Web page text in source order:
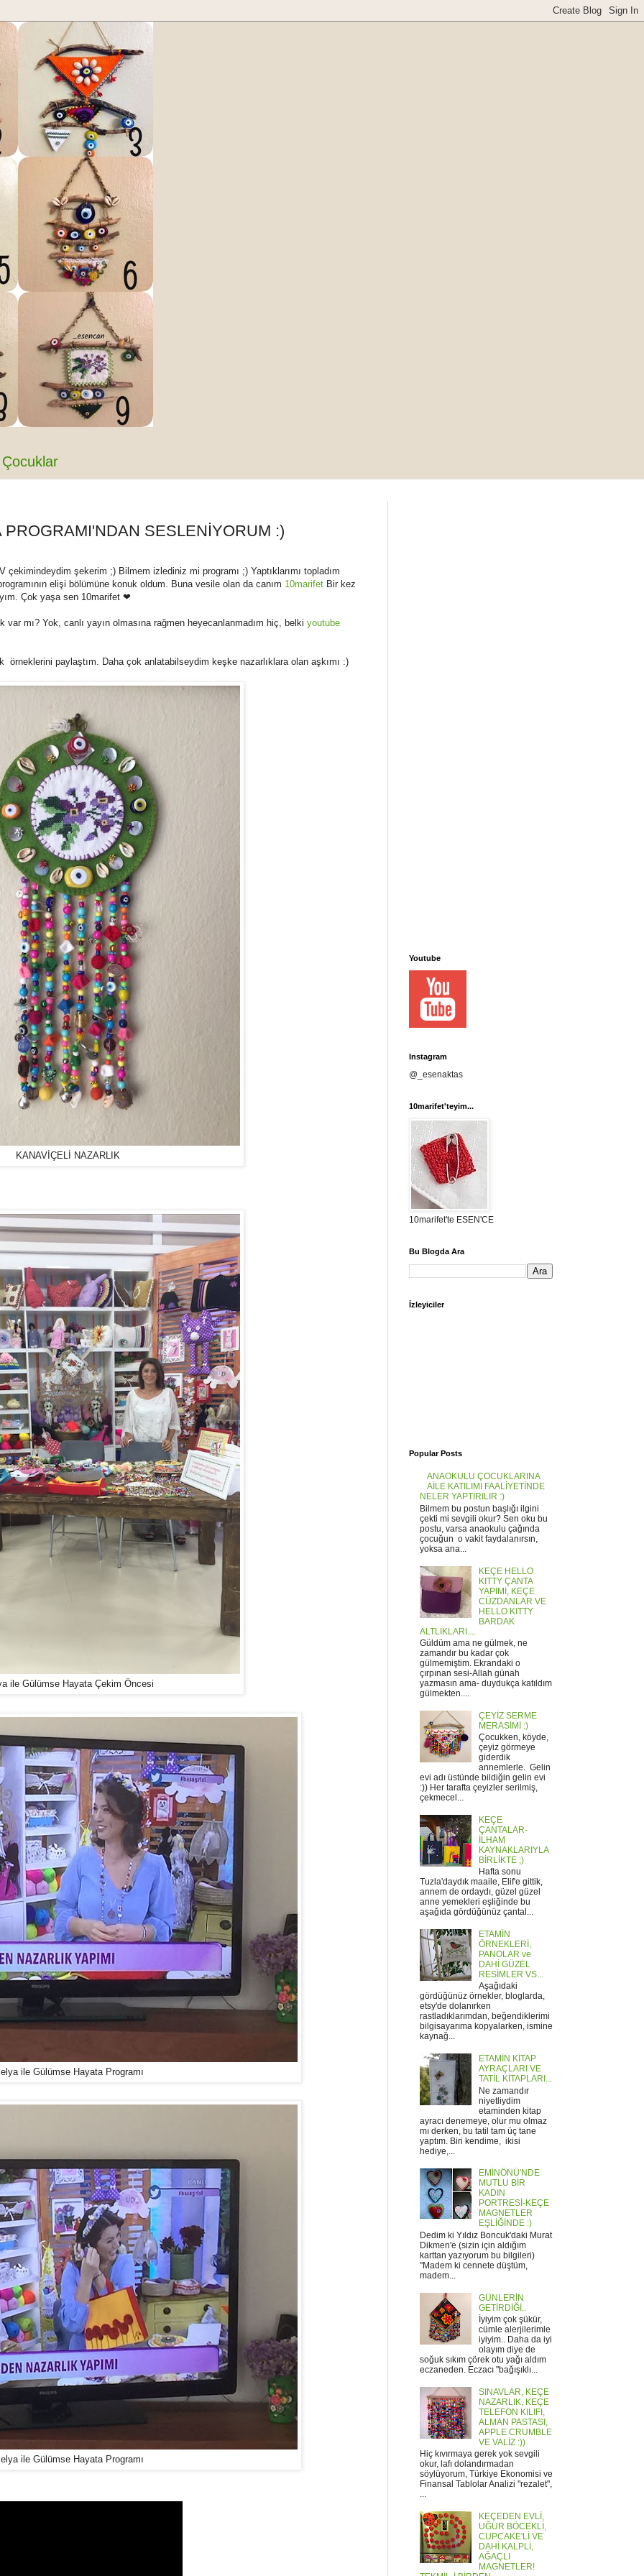
Çocuklar
PROGRAMI'NDAN SESLENİYORUM :)
şekerim ;) Bilmem izlediniz mi programı ;) Yaptıklarımı topladım
elişi bölümüne konuk oldum. Buna vesile olan da canım 10marifet Bir kez
Çok yaşa sen 10marifet ❤
mı? Yok, canlı yayın olmasına rağmen heyecanlanmadım hiç, belki youtube
örneklerini paylaştım. Daha çok anlatabilseydim keşke nazarlıklara olan aşkımı :)
KANAVİÇELİ NAZARLIK
ile Gülümse Hayata Çekim Öncesi
ile Gülümse Hayata Programı
ile Gülümse Hayata Programı
Youtube
Instagram
@_esenaktas
10marifet'teyim...
10marifet'te ESEN'CE
Bu Blogda Ara
İzleyiciler
Popular Posts
ANAOKULU ÇOCUKLARINA
AİLE KATILIMI FAALİYETİNDE
NELER YAPTIRILIR :)
Bilmem bu postun başlığı ilgini
çekti mi sevgili okur? Sen oku bu
postu, varsa anaokulu çağında
çocuğun o vakit faydalanırsın,
yoksa ana...
KEÇE HELLO
KITTY ÇANTA
YAPIMI, KEÇE
CÜZDANLAR VE
HELLO KITTY
BARDAK
ALTLIKLARI....
Güldüm ama ne gülmek, ne
zamandır bu kadar çok
gülmemiştim. Ekrandaki o
çırpınan sesi-Allah günah
yazmasın ama- duydukça katıldım
gülmekten....
ÇEYİZ SERME
MERASİMİ :)
Çocukken, köyde,
çeyiz görmeye
giderdik
annemlerle. Gelin
evi adı üstünde bildiğin gelin evi
:)) Her tarafta çeyizler serilmiş,
çekmecel...
KEÇE
ÇANTALAR-
İLHAM
KAYNAKLARIYLA
BİRLİKTE ;)
Hafta sonu
Tuzla'daydık maaile, Elif'e gittik,
annem de ordaydı, güzel güzel
anne yemekleri eşliğinde bu
aşağıda gördüğünüz çantal...
ETAMİN
ÖRNEKLERİ,
PANOLAR ve
DAHİ GÜZEL
RESİMLER VS...
Aşağıdaki
gördüğünüz örnekler, bloglarda,
etsy'de dolanırken
rastladıklarımdan, beğendiklerimi
bilgisayarıma kopyalarken, ismine
kaynağ...
ETAMİN KİTAP
AYRAÇLARI VE
TATİL KİTAPLARI...
Ne zamandır
niyetliydim
etaminden kitap
ayracı denemeye, olur mu olmaz
mı derken, bu tatil tam üç tane
yaptım. Biri kendime, ikisi
hediye,...
EMİNÖNÜ'NDE
MUTLU BİR
KADIN
PORTRESİ-KEÇE
MAGNETLER
EŞLİĞİNDE :)
Dedim ki Yıldız Boncuk'daki Murat
Dikmen'e (sizin için aldığım
karttan yazıyorum bu bilgileri)
"Madem ki cennete düştüm,
madem...
GÜNLERİN
GETİRDİĞİ..
İyiyim çok şükür,
cümle alerjilerimle
iyiyim.. Daha da iyi
olayım diye de
soğuk sıkım çörek otu yağı aldım
eczaneden. Eczacı "bağışıklı...
SINAVLAR, KEÇE
NAZARLIK, KEÇE
TELEFON KILIFI,
ALMAN PASTASI,
APPLE CRUMBLE
VE VALİZ :))
Hiç kıvırmaya gerek yok sevgili
okur, lafı dolandırmadan
söylüyorum, Türkiye Ekonomisi ve
Finansal Tablolar Analizi "rezalet",
...
KEÇEDEN EVLİ,
UĞUR BÖCEKLİ,
CUPCAKE'Lİ VE
DAHİ KALPLİ,
AĞAÇLI
MAGNETLER!